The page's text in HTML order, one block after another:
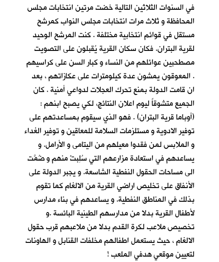
في السنوات الثلاثين التالية خضت مرتين انتخابات مجلس
المحافظة و ثلاث مرات انتخابات مجلس النواب كمرشح
مستقل في قوائم انتخابية مختلفة . كنت المرشح الوحيد
لقرية البتران. فكان سكان القرية يُقبلون على التصويت
مصطحبين عوائلهم من النساء و كبار السن على كراسيهم
. المعوقون يمشون عدة كيلومترات على عكازاتهم ، بعد
ان قامت الدولة بمنع تحرك العجلات لدواعي أمنية . كان
الجميع متشوقاً ليوم اعلان النتائج، لكي يصبح ابنهم :
(أوباما قرية البتران) . فهو الذي سيقوم بمساعدتهم على
توفير الادوية و مستلزمات السلامة للمعاقين و توفير الغداء
و الملابس لمن فقدوا معيلهم من اليتامى و الأرامل. و
يساعدهم في استعادة مزارعهم التي سُلِبتْ منهم و ضُمَّت
الى مساحات الحقول النفطية الشاسعة. و يجبر الدولة على
الأنفاق على تخليص اراضي القرية من الالغام كما تقوم
بذلك في المناطق النفطية. و يساعدهم في بناء مدارس
لأطفال القرية بدلا من مدارسهم الطينية البائسة .و
تخصيص ملاعب لكرة القدم بدلا من ملاعبهم قرب حقول
الالغام ، حيث يستعمل اطفالهم مخلفات القنابل و الهاونات
لتعيين موقعي هدفي الملعب !